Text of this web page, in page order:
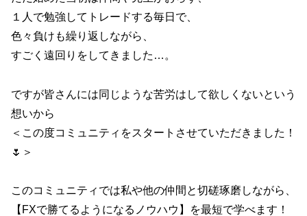
１人で勉強してトレードする毎日で、
色々負けも繰り返しながら、
すごく遠回りをしてきました…。
ですが皆さんには同じような苦労はして欲しくないという
想いから
＜この度コミュニティをスタートさせていただきました！
🌷＞
このコミュニティでは私や他の仲間と切磋琢磨しながら、
【FXで勝てるようになるノウハウ】を最短で学べます！